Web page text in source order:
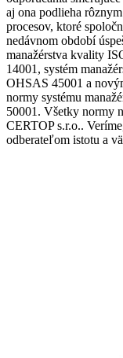
aj ona podlieha
procesov, ktoré
nedávnom období
manažérstva kvality
14001, systém
OHSAS 45001 a
normy systému
50001. Všetky normy
CERTOP s.r.o..
odberateľom istotu a